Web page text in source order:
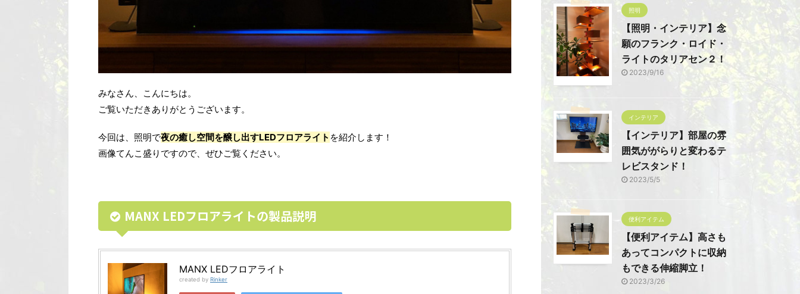
みなさん、こんにちは。
ご覧いただきありがとうございます。
今回は、照明で夜の癒し空間を醸し出すLEDフロアライト を紹介します！
画像てんこ盛りですので、ぜひご覧ください。
MANX LEDフロアライトの製品説明
MANX LEDフロアライト
created by Rinker
照明
【照明・インテリア】念
願のフランク・ロイド・
ライトのタリアセン２！
2023/9/16
インテリア
【インテリア】部屋の雰
囲気ががらりと変わるテ
レビスタンド！
2023/5/5
便利アイテム
【便利アイテム】高さも
あってコンパクトに収納
もできる伸縮脚立！
2023/3/26